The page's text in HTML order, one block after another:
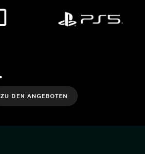
ZU DEN ANGEBOTEN